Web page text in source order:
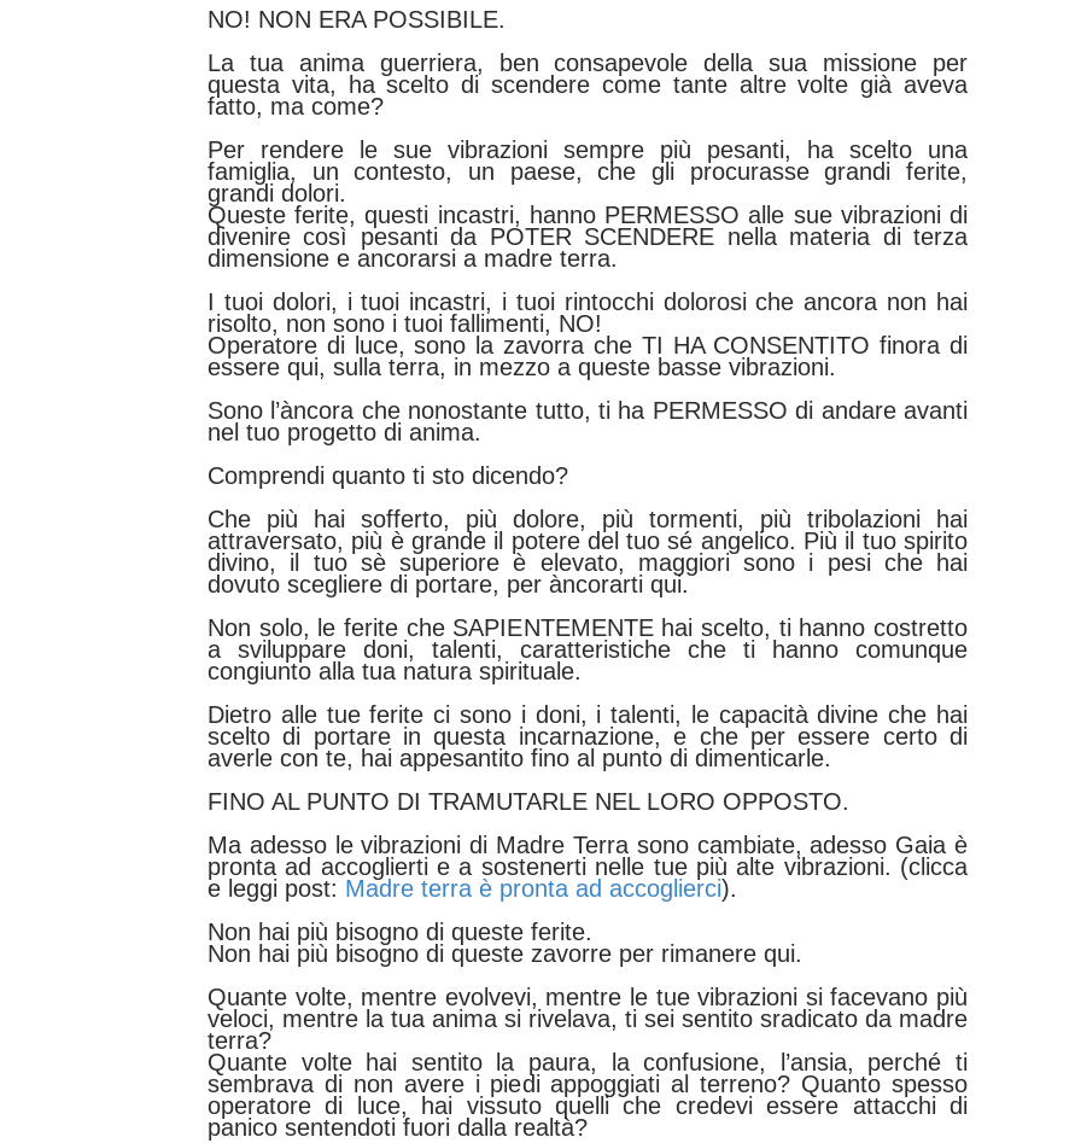
NO! NON ERA POSSIBILE.
La tua anima guerriera, ben consapevole della sua missione per
questa vita, ha scelto di scendere come tante altre volte già aveva
fatto, ma come?
Per rendere le sue vibrazioni sempre più pesanti, ha scelto una
famiglia, un contesto, un paese, che gli procurasse grandi ferite,
grandi dolori.
Queste ferite, questi incastri, hanno PERMESSO alle sue vibrazioni di
divenire così pesanti da POTER SCENDERE nella materia di terza
dimensione e ancorarsi a madre terra.
I tuoi dolori, i tuoi incastri, i tuoi rintocchi dolorosi che ancora non hai
risolto, non sono i tuoi fallimenti, NO!
Operatore di luce, sono la zavorra che TI HA CONSENTITO finora di
essere qui, sulla terra, in mezzo a queste basse vibrazioni.
Sono l’àncora che nonostante tutto, ti ha PERMESSO di andare avanti
nel tuo progetto di anima.
Comprendi quanto ti sto dicendo?
Che più hai sofferto, più dolore, più tormenti, più tribolazioni hai
attraversato, più è grande il potere del tuo sé angelico. Più il tuo spirito
divino, il tuo sè superiore è elevato, maggiori sono i pesi che hai
dovuto scegliere di portare, per àncorarti qui.
Non solo, le ferite che SAPIENTEMENTE hai scelto, ti hanno costretto
a sviluppare doni, talenti, caratteristiche che ti hanno comunque
congiunto alla tua natura spirituale.
Dietro alle tue ferite ci sono i doni, i talenti, le capacità divine che hai
scelto di portare in questa incarnazione, e che per essere certo di
averle con te, hai appesantito fino al punto di dimenticarle.
FINO AL PUNTO DI TRAMUTARLE NEL LORO OPPOSTO.
Ma adesso le vibrazioni di Madre Terra sono cambiate, adesso Gaia è
pronta ad accoglierti e a sostenerti nelle tue più alte vibrazioni. (clicca
e leggi post: Madre terra è pronta ad accoglierci).
Non hai più bisogno di queste ferite.
Non hai più bisogno di queste zavorre per rimanere qui.
Quante volte, mentre evolvevi, mentre le tue vibrazioni si facevano più
veloci, mentre la tua anima si rivelava, ti sei sentito sradicato da madre
terra?
Quante volte hai sentito la paura, la confusione, l’ansia, perché ti
sembrava di non avere i piedi appoggiati al terreno? Quanto spesso
operatore di luce, hai vissuto quelli che credevi essere attacchi di
panico sentendoti fuori dalla realtà?